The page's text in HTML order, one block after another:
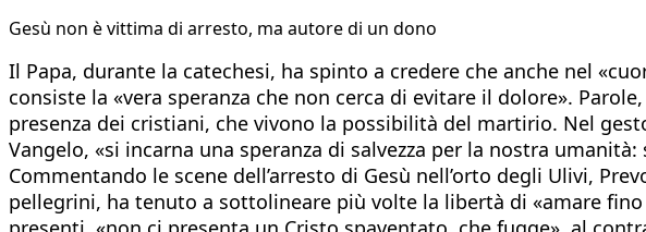
Gesù non è vittima di arresto, ma autore di un dono
Il Papa, durante la catechesi, ha spinto a credere che anche nel
consiste la «vera speranza che non cerca di evitare il dolore».
presenza dei cristiani, che vivono la possibilità del martirio. Nel
Vangelo, «si incarna una speranza di salvezza per la nostra
Commentando le scene dell’arresto di Gesù nell’orto degli Ulivi,
pellegrini, ha tenuto a sottolineare più volte la libertà di «amare